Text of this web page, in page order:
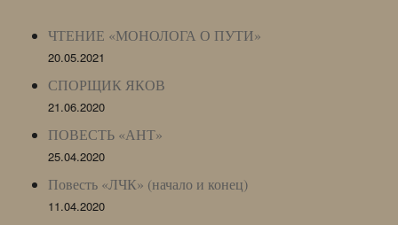
ЧТЕНИЕ «МОНОЛОГА О ПУТИ»
20.05.2021
СПОРЩИК ЯКОВ
21.06.2020
ПОВЕСТЬ «АНТ»
25.04.2020
Повесть «ЛЧК» (начало и конец)
11.04.2020